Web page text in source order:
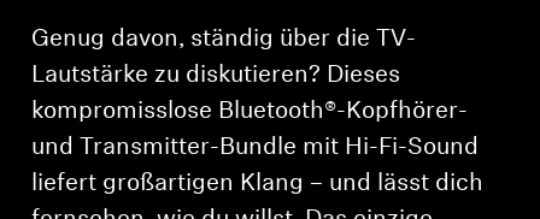
AMBEO Soundbars und Subs
AMBEO entdecken
AMBEO Ersatzteile & Zubehör
Genug davon, ständig über die TV-
Lautstärke zu diskutieren? Dieses
kompromisslose Bluetooth®-Kopfhörer-
und Transmitter-Bundle mit Hi-Fi-Sound
liefert großartigen Klang – und lässt dich